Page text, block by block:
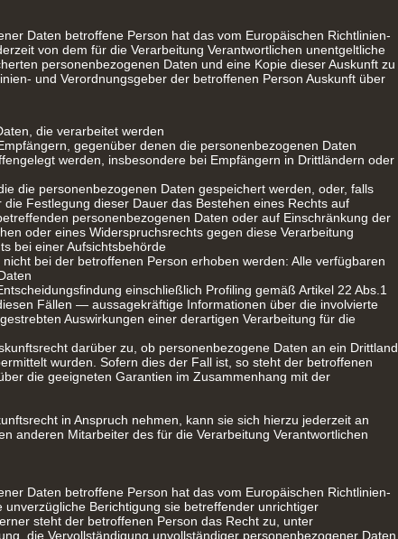
Daten betroffene Person hat das vom Europäischen Richtlinien-
von dem für die Verarbeitung Verantwortlichen unentgeltliche
personenbezogenen Daten und eine Kopie dieser Auskunft zu
und Verordnungsgeber der betroffenen Person Auskunft über
die verarbeitet werden
gegenüber denen die personenbezogenen Daten
werden, insbesondere bei Empfängern in Drittländern oder
die personenbezogenen Daten gespeichert werden, oder, falls
Festlegung dieser Dauer das Bestehen eines Rechts auf
personenbezogenen Daten oder auf Einschränkung der
oder eines Widerspruchsrechts gegen diese Verarbeitung
bei einer Aufsichtsbehörde
bei der betroffenen Person erhoben werden: Alle verfügbaren
einschließlich Profiling gemäß Artikel 22 Abs.1
Fällen — aussagekräftige Informationen über die involvierte
Auswirkungen einer derartigen Verarbeitung für die
darüber zu, ob personenbezogene Daten an ein Drittland
wurden. Sofern dies der Fall ist, so steht der betroffenen
die geeigneten Garantien im Zusammenhang mit der
in Anspruch nehmen, kann sie sich hierzu jederzeit an
anderen Mitarbeiter des für die Verarbeitung Verantwortlichen
Daten betroffene Person hat das vom Europäischen Richtlinien-
Berichtigung sie betreffender unrichtiger
steht der betroffenen Person das Recht zu, unter
die Vervollständigung unvollständiger personenbezogener Daten